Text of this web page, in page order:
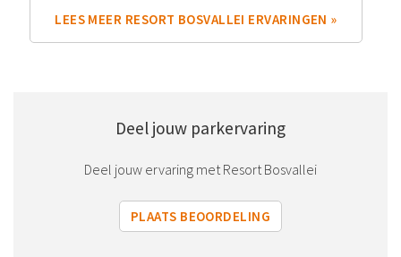
LEES MEER RESORT BOSVALLEI ERVARINGEN »
Deel jouw parkervaring
Deel jouw ervaring met Resort Bosvallei
PLAATS BEOORDELING